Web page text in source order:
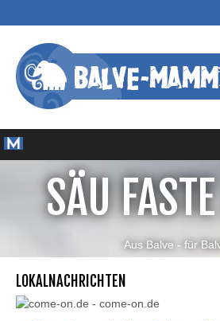
SÄU
Aus Balve - für
LOKALNACHRICHTEN